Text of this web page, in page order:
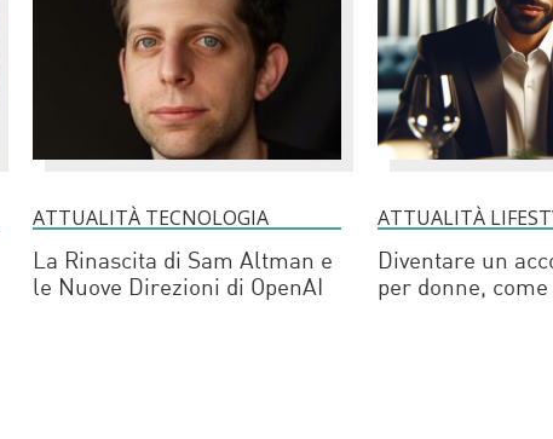
ATTUALITÀ TECNOLOGIA
La Rinascita di Sam Altman e
le Nuove Direzioni di OpenAI
ATTUALITÀ
Diventare un
per donne,